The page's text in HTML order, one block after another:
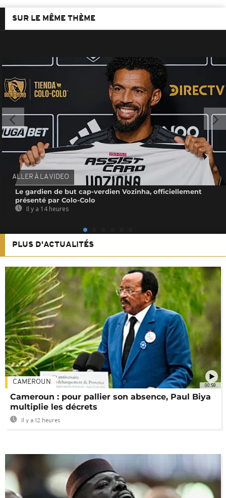
SUR LE MÊME THÈME
ALLER À LA VIDEO
Le gardien de but cap-verdien Vozinha, officiellement
présenté par Colo-Colo
Il y a 14 heures
PLUS D'ACTUALITÉS
00:59
CAMEROUN
Cameroun : pour pallier son absence, Paul Biya
multiplie les décrets
Il y a 12 heures